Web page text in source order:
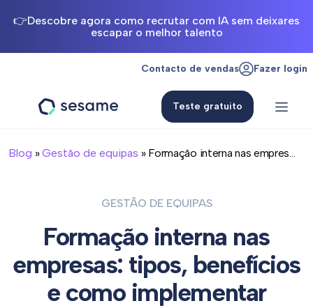
👉Descobre agora como recrutar com IA sem deixares
escapar o melhor talento
Contacto de vendas Fazer login
Teste gratuito
Blog »Gestão de equipas » Formação interna nas empres...
GESTÃO DE EQUIPAS
Formação interna nas
empresas: tipos, benefícios
e como implementar